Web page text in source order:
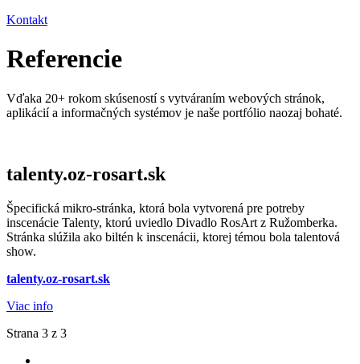
Kontakt
Referencie
Vďaka 20+ rokom skúseností s vytváraním webových stránok,
aplikácií a informačných systémov je naše portfólio naozaj bohaté.
talenty.oz-rosart.sk
Špecifická mikro-stránka, ktorá bola vytvorená pre potreby
inscenácie Talenty, ktorú uviedlo Divadlo RosArt z Ružomberka.
Stránka slúžila ako biltén k inscenácii, ktorej témou bola talentová
show.
talenty.oz-rosart.sk
Viac info
Strana 3 z 3